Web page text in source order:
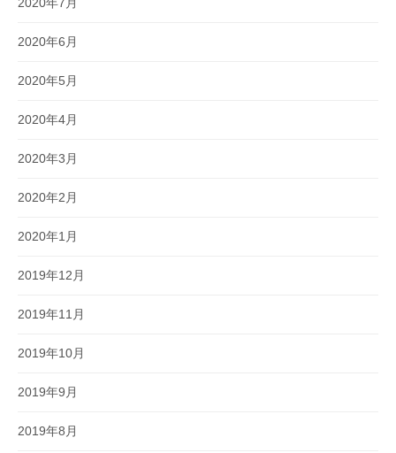
2020年7月
2020年6月
2020年5月
2020年4月
2020年3月
2020年2月
2020年1月
2019年12月
2019年11月
2019年10月
2019年9月
2019年8月